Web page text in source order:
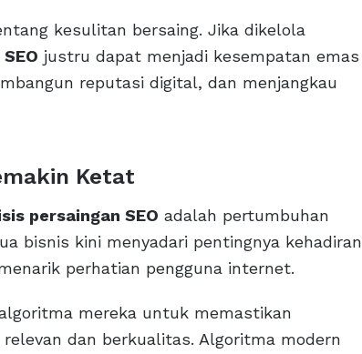
kesulitan bersaing. Jika dikelola
justru dapat menjadi kesempatan emas
reputasi digital, dan menjangkau
Ketat
persaingan SEO adalah pertumbuhan
bisnis kini menyadari pentingnya kehadiran
perhatian pengguna internet.
mereka untuk memastikan
dan berkualitas. Algoritma modern